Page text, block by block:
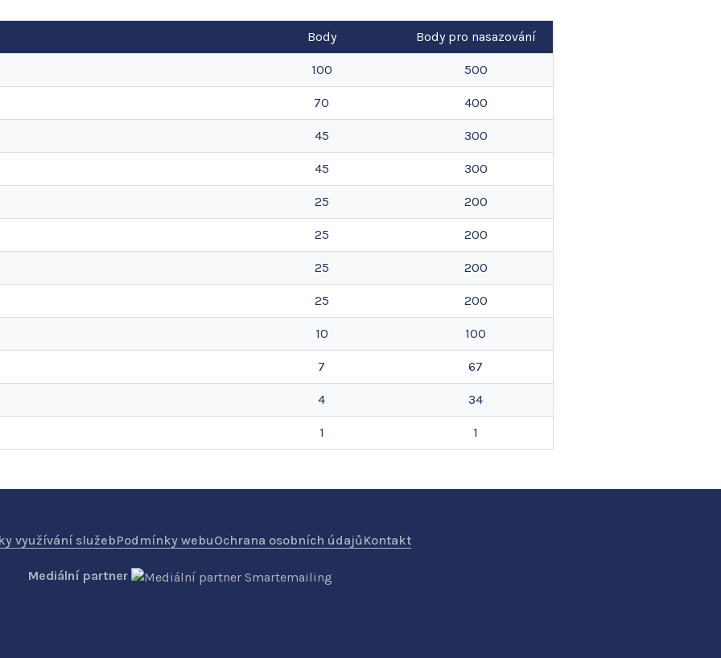
Body Body pro nasazování
100 500
70 400
45 300
45 300
25 200
25 200
25 200
25 200
10 100
7 67
4 34
1 1
využívání služebPodmínky webuOchrana osobních údajůKontakt
Mediální partner